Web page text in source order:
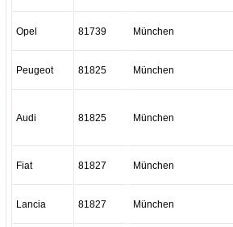
Opel 81739 München
Peugeot 81825 München
Audi 81825 München
Fiat 81827 München
Lancia 81827 München